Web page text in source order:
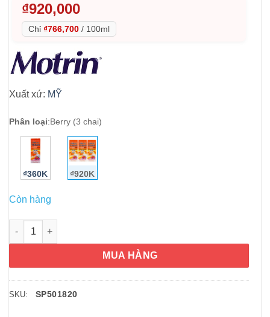
₫920,000
Chỉ ₫766,700 / 100ml
Xuất xứ: MỸ
Phân loại:Berry (3 chai)
₫360K ₫920K
Còn hàng
Siro hạ sốt cho trẻ 2-11 tuổi Children’s Motrin 120ml x3 (Berry)
MUA HÀNG
SKU: SP501820